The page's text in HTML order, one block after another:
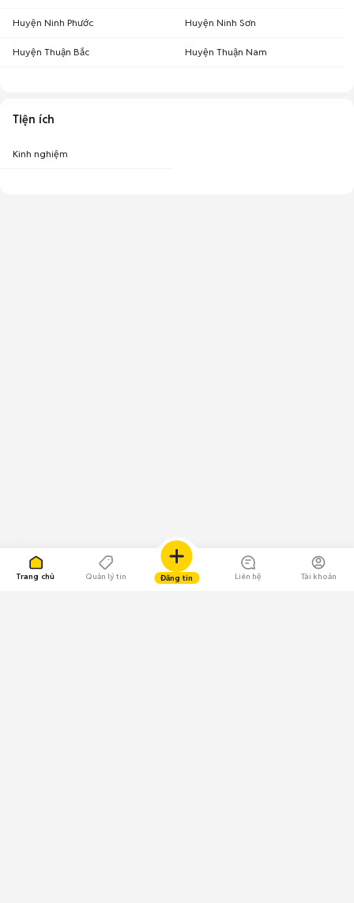
Trang chủ Quản lý tin Đăng tin Liên hệ Tài khoản
Huyện Ninh Phước Huyện Ninh Sơn
Huyện Thuận Bắc Huyện Thuận Nam
Tiện ích
Kinh nghiệm